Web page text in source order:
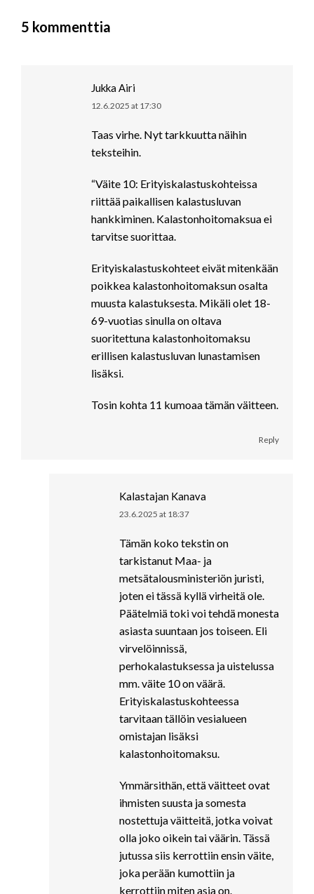
5 kommenttia
Jukka Airi
says:
12.6.2025 at 17:30
Taas virhe. Nyt tarkkuutta näihin
teksteihin.
“Väite 10: Erityiskalastuskohteissa
riittää paikallisen kalastusluvan
hankkiminen. Kalastonhoitomaksua ei
tarvitse suorittaa.
Erityiskalastuskohteet eivät mitenkään
poikkea kalastonhoitomaksun osalta
muusta kalastuksesta. Mikäli olet 18-
69-vuotias sinulla on oltava
suoritettuna kalastonhoitomaksu
erillisen kalastusluvan lunastamisen
lisäksi.
Tosin kohta 11 kumoaa tämän väitteen.
Reply
Kalastajan Kanava
says:
23.6.2025 at 18:37
Tämän koko tekstin on
tarkistanut Maa- ja
metsätalousministeriön juristi,
joten ei tässä kyllä virheitä ole.
Päätelmiä toki voi tehdä monesta
asiasta suuntaan jos toiseen. Eli
virvelöinnissä,
perhokalastuksessa ja uistelussa
mm. väite 10 on väärä.
Erityiskalastuskohteessa
tarvitaan tällöin vesialueen
omistajan lisäksi
kalastonhoitomaksu.
Ymmärsithän, että väitteet ovat
ihmisten suusta ja somesta
nostettuja väitteitä, jotka voivat
olla joko oikein tai väärin. Tässä
jutussa siis kerrottiin ensin väite,
joka perään kumottiin ja
kerrottiin miten asia on.